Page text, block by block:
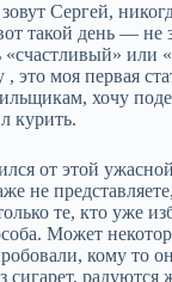
Сергей,
такой день — не
«счастливый» или
это моя первая
хочу
курить.
от этой
не
те, кто уже
Может
кому то
сигарет, радуются